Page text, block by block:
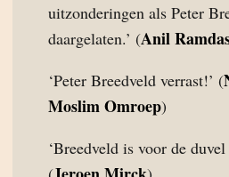
uitzonderingen als Peter
daargelaten.’ (Anil
‘Peter Breedveld verrast!’ (
Moslim Omroep)
‘Breedveld is voor de